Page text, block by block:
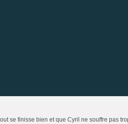
se finisse bien et que Cyril ne souffre pas